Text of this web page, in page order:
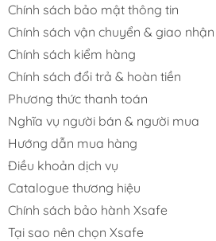
Chính sách bảo mật thông tin
Chính sách vận chuyển & giao nhận
Chính sách kiểm hàng
Chính sách đổi trả & hoàn tiền
Phương thức thanh toán
Nghĩa vụ người bán & người mua
Hướng dẫn mua hàng
Điều khoản dịch vụ
Catalogue thương hiệu
Chính sách bảo hành Xsafe
Tại sao nên chọn Xsafe